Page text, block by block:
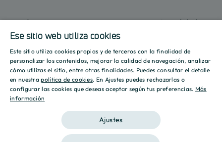
Contacto Actualidad
Promociones
Madrid
Barcelona
Alicante
Culmia
Sobre
nosotros
de
prensa
Líneas
de
negocio
Vivienda
Vivienda
Actualidad
Tendencias
Innovación
Recursos
Guías
SPANISH
ENGLISH
Ese sitio web utiliza cookies
Este sitio utiliza cookies propias y de terceros con la finalidad de
personalizar los contenidos, mejorar la calidad de navegación, analizar
cómo utilizas el sitio, entre otras finalidades. Puedes consultar el detalle
en nuestrapolítica de cookies. En Ajustes puedes rechazarlas o
configurar las cookies que deseas aceptar según tus preferencias. Más
información
Ajustes